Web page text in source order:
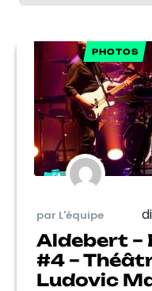
PHOTOS
par L'équipe
Aldebert –
#4 –
Ludovic